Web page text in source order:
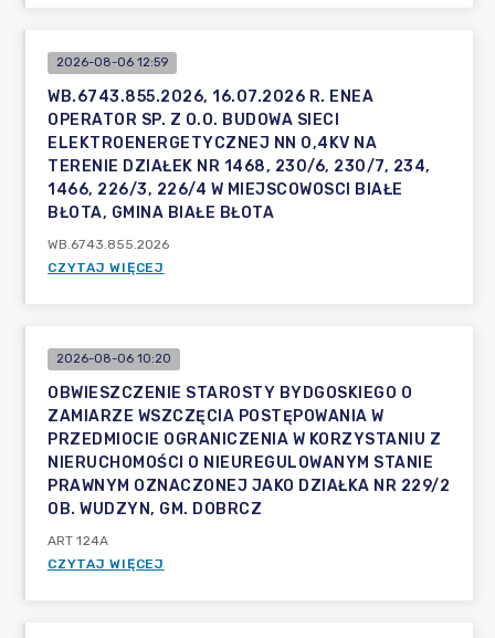
2026-08-06 12:59
WB.6743.855.2026, 16.07.2026 R. ENEA
OPERATOR SP. Z O.O. BUDOWA SIECI
ELEKTROENERGETYCZNEJ NN 0,4KV NA
TERENIE DZIAŁEK NR 1468, 230/6, 230/7, 234,
1466, 226/3, 226/4 W MIEJSCOWOSCI BIAŁE
BŁOTA, GMINA BIAŁE BŁOTA
WB.6743.855.2026
CZYTAJ WIĘCEJ
2026-08-06 10:20
OBWIESZCZENIE STAROSTY BYDGOSKIEGO O
ZAMIARZE WSZCZĘCIA POSTĘPOWANIA W
PRZEDMIOCIE OGRANICZENIA W KORZYSTANIU Z
NIERUCHOMOŚCI O NIEUREGULOWANYM STANIE
PRAWNYM OZNACZONEJ JAKO DZIAŁKA NR 229/2
OB. WUDZYN, GM. DOBRCZ
ART 124A
CZYTAJ WIĘCEJ